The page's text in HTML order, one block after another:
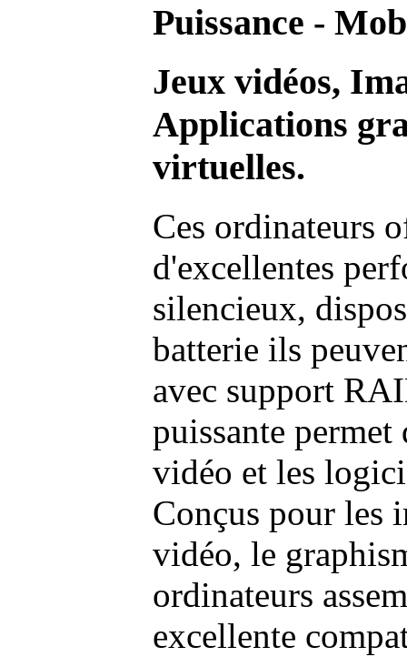
Puissance -
Jeux vidéos,
Applications
virtuelles.
Ces ordinateurs
d'excellentes
silencieux,
batterie ils
avec support
puissante permet
vidéo et les
Conçus pour les
vidéo, le
ordinateurs
excellente